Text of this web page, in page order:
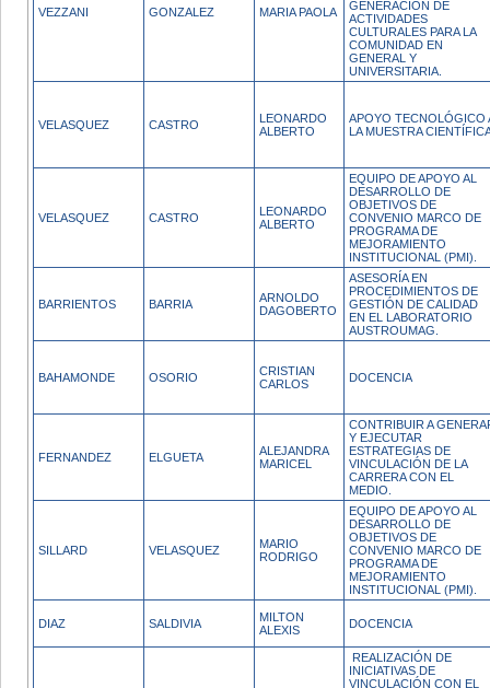
VEZZANI GONZALEZ MARIA PAOLA
GENERACIÓN DE
ACTIVIDADES
CULTURALES PARA LA
COMUNIDAD EN
GENERAL Y
UNIVERSITARIA.
VELASQUEZ CASTRO
LEONARDO
ALBERTO
APOYO TECNOLÓGICO
LA MUESTRA
VELASQUEZ CASTRO
LEONARDO
ALBERTO
EQUIPO DE APOYO AL
DESARROLLO DE
OBJETIVOS DE
CONVENIO MARCO DE
PROGRAMA DE
MEJORAMIENTO
INSTITUCIONAL (PMI).
BARRIENTOS BARRIA
ARNOLDO
DAGOBERTO
ASESORÍA EN
PROCEDIMIENTOS DE
GESTIÓN DE CALIDAD
EN EL LABORATORIO
AUSTROUMAG.
BAHAMONDE OSORIO
CRISTIAN
CARLOS
DOCENCIA
FERNANDEZ ELGUETA
ALEJANDRA
MARICEL
CONTRIBUIR A
Y EJECUTAR
ESTRATEGIAS DE
VINCULACIÓN DE LA
CARRERA CON EL
MEDIO.
SILLARD VELASQUEZ
MARIO
RODRIGO
EQUIPO DE APOYO AL
DESARROLLO DE
OBJETIVOS DE
CONVENIO MARCO DE
PROGRAMA DE
MEJORAMIENTO
INSTITUCIONAL (PMI).
DIAZ SALDIVIA
MILTON
ALEXIS
DOCENCIA
REALIZACIÓN DE
INICIATIVAS DE
VINCULACIÓN CON EL